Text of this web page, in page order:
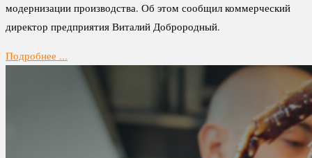
модернизации производства. Об этом сообщил коммерческий
директор предприятия Виталий Доброродный.
Подробнее ...